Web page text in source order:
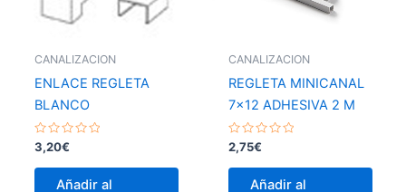
CANALIZACION
ENLACE REGLETA
BLANCO
Valorado
con
0
3,20€
Añadir al
CANALIZACION
REGLETA MINICANAL
7×12 ADHESIVA 2 M
Valorado
con
0
2,75€
Añadir al